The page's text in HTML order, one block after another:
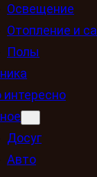
Освещение
Отопление и
Полы
интересно
Досуг
Авто